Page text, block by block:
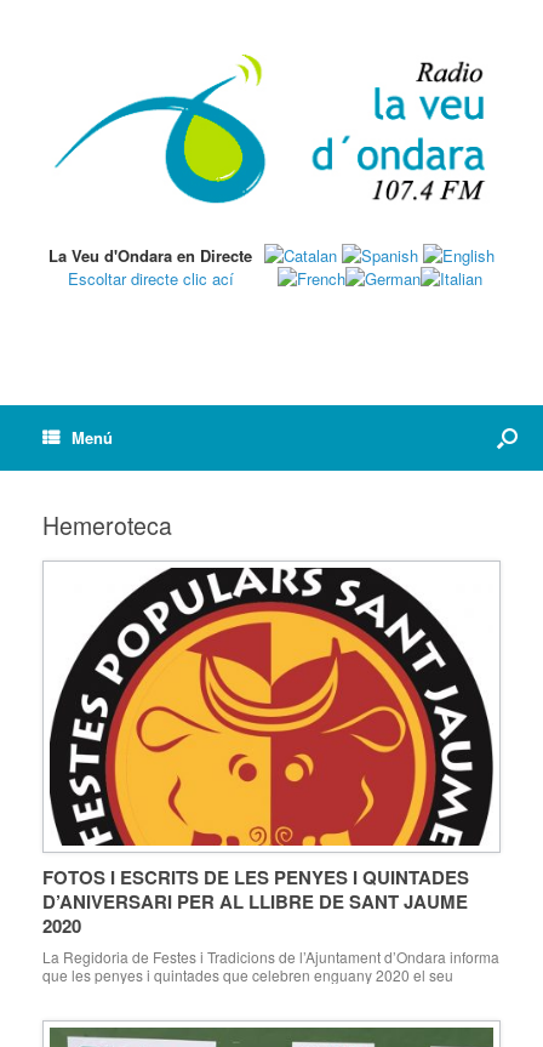
La Veu d'Ondara en Directe
Escoltar directe clic ací
Menú
Hemeroteca
FOTOS I ESCRITS DE LES PENYES I QUINTADES
D’ANIVERSARI PER AL LLIBRE DE SANT JAUME
2020
La Regidoria de Festes i Tradicions de l’Ajuntament d’Ondara informa
que les penyes i quintades que celebren enguany 2020 el seu
documents per correu electrònic fins al 15 de maig de 2020 […]